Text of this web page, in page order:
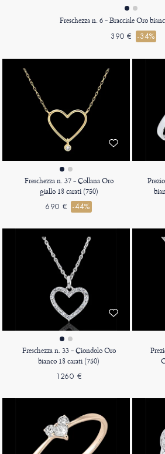
Freschezza n. 6 - Bracciale Oro
390 € -34%
Freschezza n. 37 - Collana Oro
giallo 18 carati (750)
690 € -44%
Freschezza n. 33 - Ciondolo Oro
bianco 18 carati (750)
1260 €